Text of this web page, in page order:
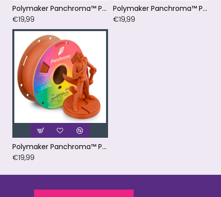
Polymaker Panchroma™ PLA Matte Muted Green Filament
€19,99
Polymaker Panchroma™ PLA Matte Seafoam Green / Zeeschuim Groen
€19,99
Polymaker Panchroma™ PLA Matte Muted Terracotta Filament
€19,99